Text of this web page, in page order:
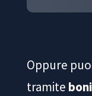
Oppure
tramite